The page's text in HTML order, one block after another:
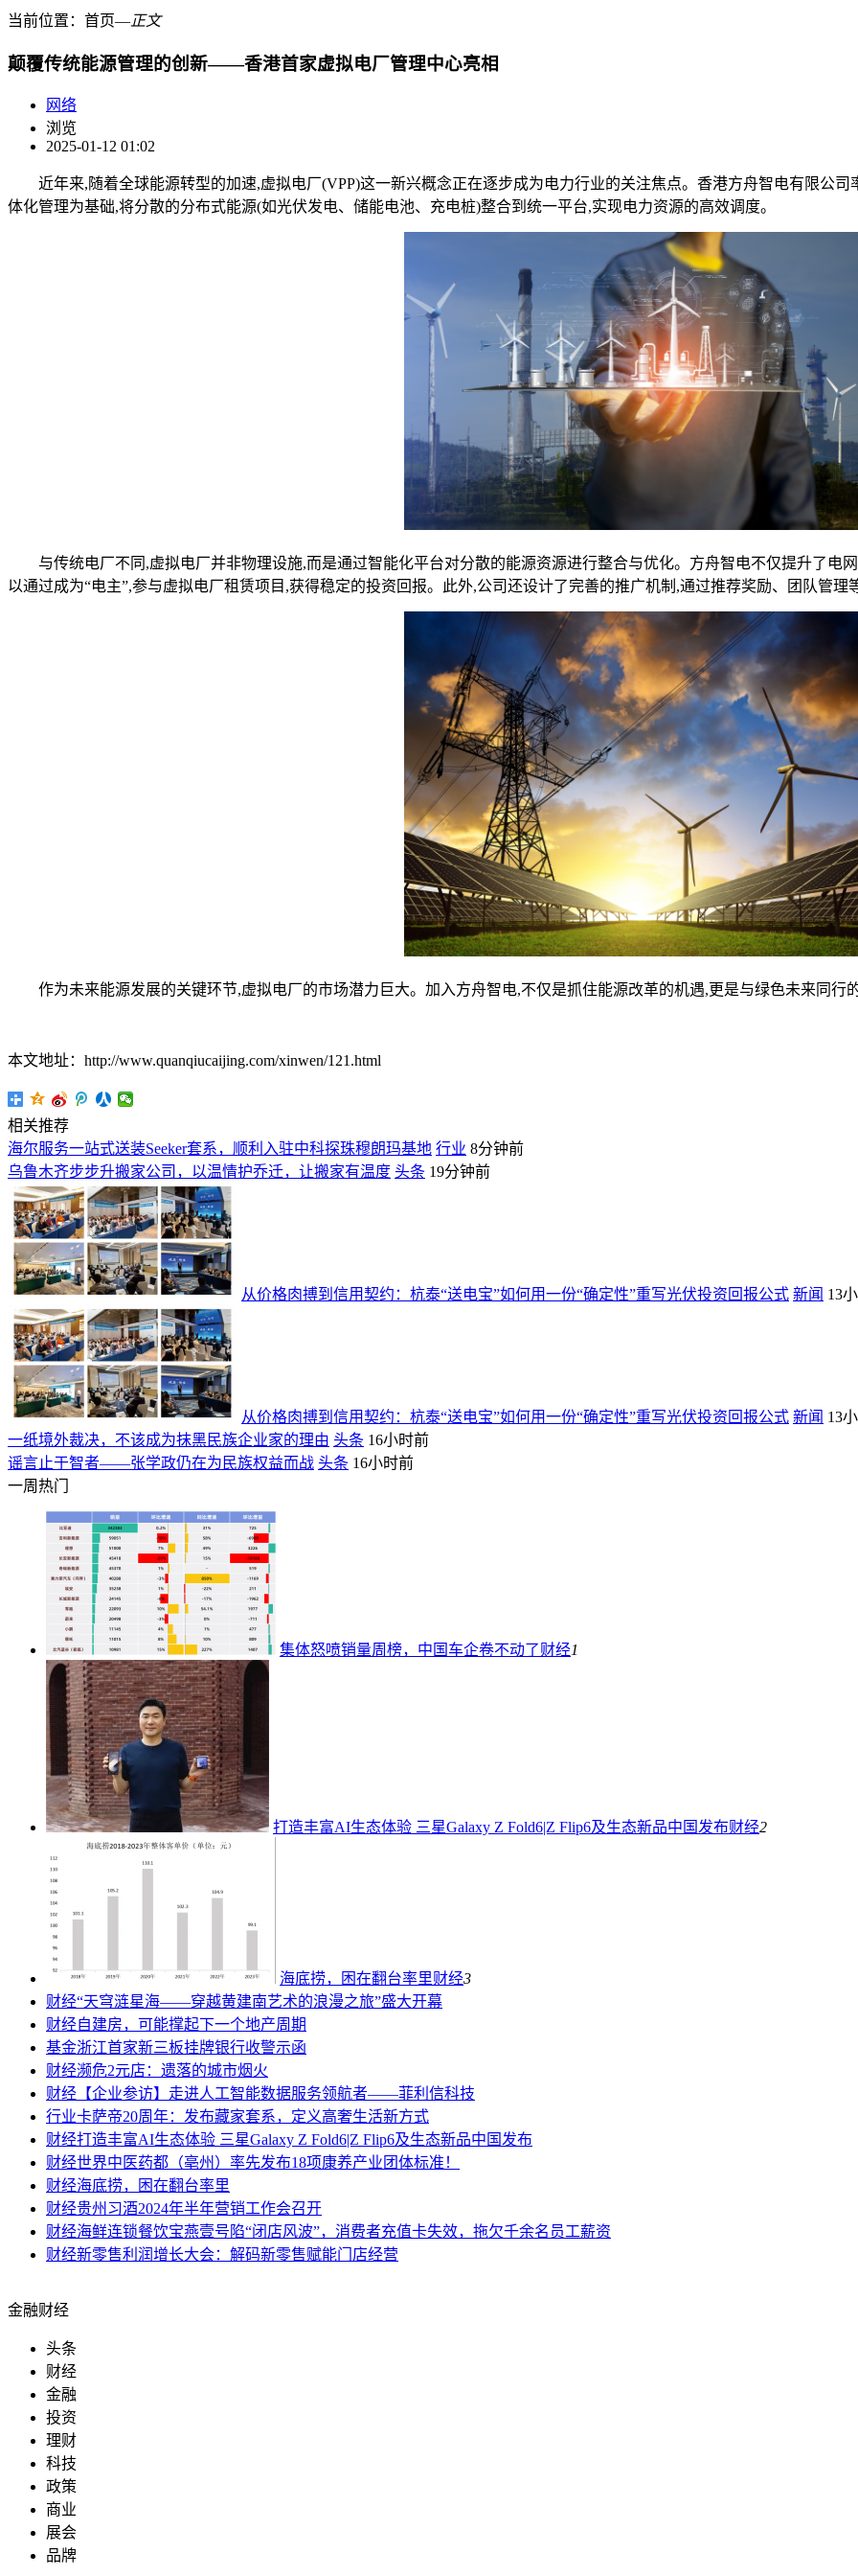
当前位置： 首页―正文
颠覆传统能源管理的创新——香港首家虚拟电厂管理中心亮相
网络
浏览
2025-01-12 01:02
近年来,随着全球能源转型的加速,虚拟电厂(VPP)这一新兴概念正在逐步成为电力行业的关注焦点。香港方舟智电有限公司
体化管理为基础,将分散的分布式能源(如光伏发电、储能电池、充电桩)整合到统一平台,实现电力资源的高效调度。
与传统电厂不同,虚拟电厂并非物理设施,而是通过智能化平台对分散的能源资源进行整合与优化。方舟智电不仅提升了电
以通过成为“电主”,参与虚拟电厂租赁项目,获得稳定的投资回报。此外,公司还设计了完善的推广机制,通过推荐奖励、团队管理
作为未来能源发展的关键环节,虚拟电厂的市场潜力巨大。加入方舟智电,不仅是抓住能源改革的机遇,更是与绿色未来同行
本文地址：http://www.quanqiucaijing.com/xinwen/121.html
相关推荐
海尔服务一站式送装Seeker套系，顺利入驻中科探珠穆朗玛基地 行业 8分钟前
乌鲁木齐步步升搬家公司，以温情护乔迁，让搬家有温度 头条 19分钟前
从价格肉搏到信用契约：杭泰“送电宝”如何用一份“确定性”重写光伏投资回报公式 新闻 13
从价格肉搏到信用契约：杭泰“送电宝”如何用一份“确定性”重写光伏投资回报公式 新闻 13
一纸境外裁决，不该成为抹黑民族企业家的理由 头条 16小时前
谣言止于智者——张学政仍在为民族权益而战 头条 16小时前
一周热门
集体怒喷销量周榜，中国车企卷不动了财经1
打造丰富AI生态体验 三星Galaxy Z Fold6|Z Flip6及生态新品中国发布财经2
海底捞，困在翻台率里财经3
财经“天穹涟星海——穿越黄建南艺术的浪漫之旅”盛大开幕
财经自建房，可能撑起下一个地产周期
基金浙江首家新三板挂牌银行收警示函
财经濒危2元店：遗落的城市烟火
财经 【企业参访】走进人工智能数据服务领航者——菲利信科技
行业卡萨帝20周年：发布藏家套系，定义高奢生活新方式
财经打造丰富AI生态体验 三星Galaxy Z Fold6|Z Flip6及生态新品中国发布
财经世界中医药都（亳州）率先发布18项康养产业团体标准！
财经海底捞，困在翻台率里
财经贵州习酒2024年半年营销工作会召开
财经海鲜连锁餐饮宝燕壹号陷“闭店风波”，消费者充值卡失效，拖欠千余名员工薪资
财经新零售利润增长大会：解码新零售赋能门店经营
金融财经
头条
财经
金融
投资
理财
科技
政策
商业
展会
品牌